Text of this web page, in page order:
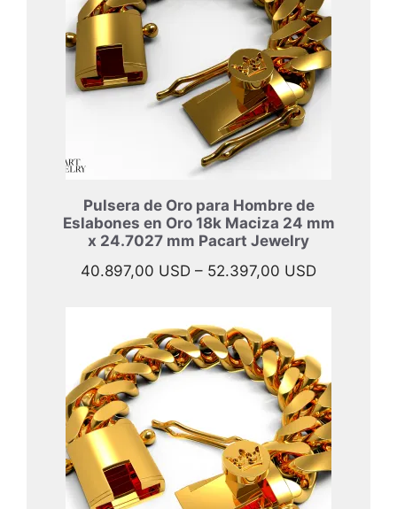
57.997,00
Pulsera de Oro para Hombre de
Eslabones en Oro 18k Maciza 24 mm
x 24.7027 mm Pacart Jewelry
40.897,00 USD – 52.397,00 USDRango
40.897,00
hasta
52.397,00